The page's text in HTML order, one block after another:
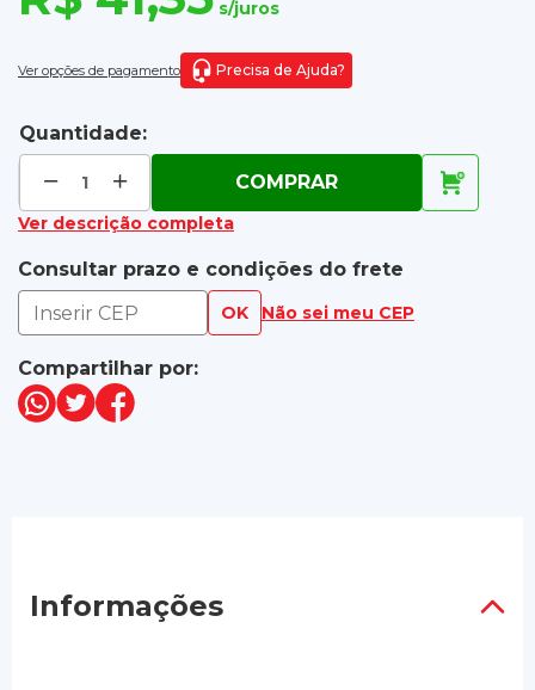
s/juros
Ver opções de pagamento Precisa de Ajuda?
Quantidade:
COMPRAR
Ver descrição completa
Consultar prazo e condições do frete
OK Não sei meu CEP
Compartilhar por:
Informações